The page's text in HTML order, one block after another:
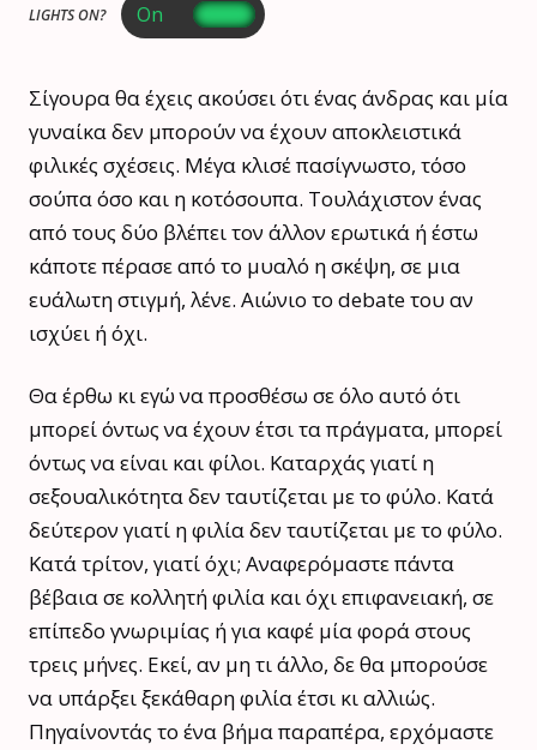
LIGHTS ON?
Σίγουρα θα έχεις ακούσει ότι ένας άνδρας και μία
γυναίκα δεν μπορούν να έχουν αποκλειστικά
φιλικές σχέσεις. Μέγα κλισέ πασίγνωστο, τόσο
σούπα όσο και η κοτόσουπα. Τουλάχιστον ένας
από τους δύο βλέπει τον άλλον ερωτικά ή έστω
κάποτε πέρασε από το μυαλό η σκέψη, σε μια
ευάλωτη στιγμή, λένε. Αιώνιο το debate του αν
ισχύει ή όχι.
Θα έρθω κι εγώ να προσθέσω σε όλο αυτό ότι
μπορεί όντως να έχουν έτσι τα πράγματα, μπορεί
όντως να είναι και φίλοι. Καταρχάς γιατί η
σεξουαλικότητα δεν ταυτίζεται με το φύλο. Κατά
δεύτερον γιατί η φιλία δεν ταυτίζεται με το φύλο.
Κατά τρίτον, γιατί όχι; Αναφερόμαστε πάντα
βέβαια σε κολλητή φιλία και όχι επιφανειακή, σε
επίπεδο γνωριμίας ή για καφέ μία φορά στους
τρεις μήνες. Εκεί, αν μη τι άλλο, δε θα μπορούσε
να υπάρξει ξεκάθαρη φιλία έτσι κι αλλιώς.
Πηγαίνοντάς το ένα βήμα παραπέρα, ερχόμαστε